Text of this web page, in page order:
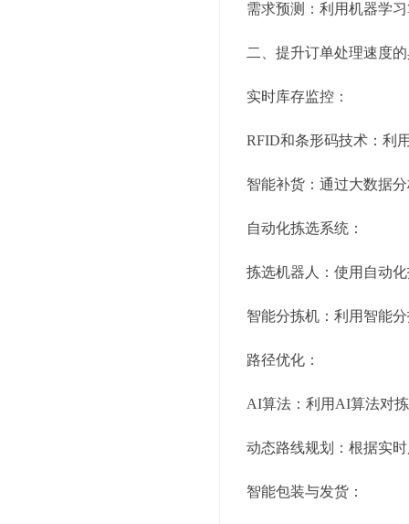
需求预测：利用机器学
二、提升订单处理速度
实时库存监控：
RFID和条形码技术：利
智能补货：通过大数据
自动化拣选系统：
拣选机器人：使用自动
智能分拣机：利用智能
路径优化：
AI算法：利用AI算法对
动态路线规划：根据实
智能包装与发货：